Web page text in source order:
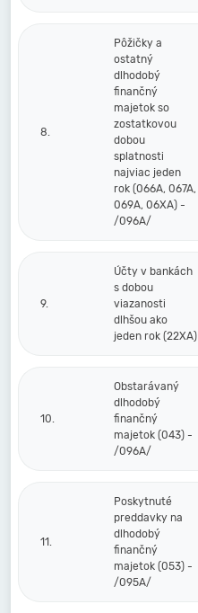
8.
Pôžičky a
ostatný
dlhodobý
finančný
majetok so
zostatkovou
dobou
splatnosti
najviac jeden
rok (066A, 067A,
069A, 06XA) -
/096A/
9.
Účty v bankách
s dobou
viazanosti
dlhšou ako
jeden rok (22XA)
10.
Obstarávaný
dlhodobý
finančný
majetok (043) -
/096A/
11.
Poskytnuté
preddavky na
dlhodobý
finančný
majetok (053) -
/095A/